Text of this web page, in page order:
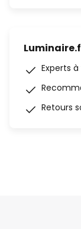
Experts
Retours